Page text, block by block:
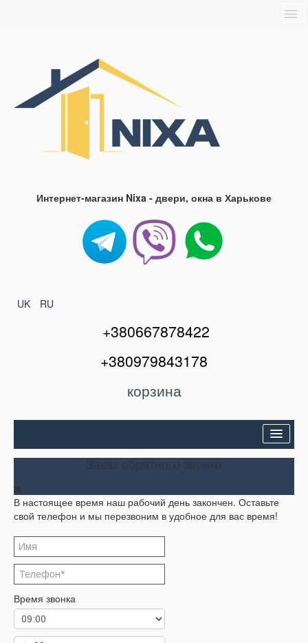
Контакты
Интернет-магазин Nixa - двери, окна в Харькове
UK RU
+380667878422
+380979843178
корзина
Двери входные
Окна и балконы
Кондиционеры
Акции
Корзина
Заказать звонок
Заказ обратного звонка
В настоящее время наш рабочий день закончен. Оставьте
свой телефон и мы перезвоним в удобное для вас время!
Время звонка